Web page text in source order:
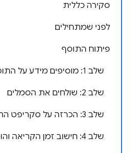
סקירה כללית
לפני שמתחילים
פיתוח התוסף
שלב 1: מוסיפים מידע על התוסף
שלב 2: שולחים את הסמלים
שלב 3: הכרזה על סקריפט התוכן
שלב 4: חישוב זמן הקריאה והוספה שלו